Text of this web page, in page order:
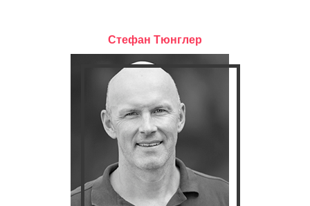
Стефан Тюнглер